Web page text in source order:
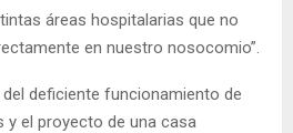
áreas hospitalarias que no
en nuestro nosocomio”.
deficiente funcionamiento de
y el proyecto de una casa